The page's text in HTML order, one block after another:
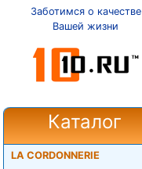
Заботимся о качестве
Вашей жизни
Каталог
LA CORDONNERIE